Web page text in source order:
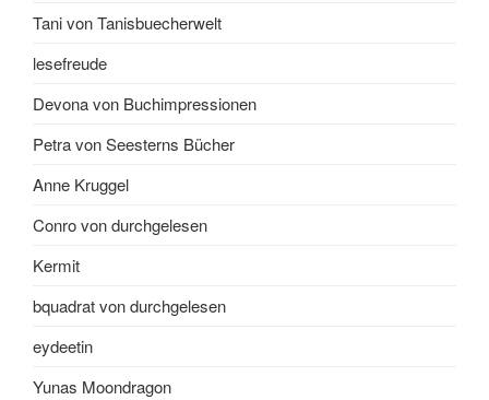
Tani von Tanisbuecherwelt
lesefreude
Devona von Buchimpressionen
Petra von Seesterns Bücher
Anne Kruggel
Conro von durchgelesen
Kermit
bquadrat von durchgelesen
eydeetin
Yunas Moondragon